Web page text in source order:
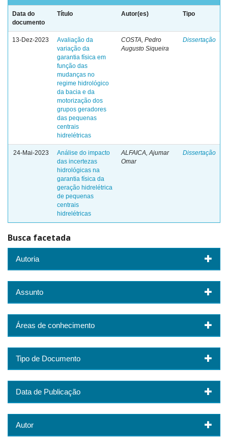
Data do
documento
Título Autor(es) Tipo
13-Dez-2023
Avaliação da
variação da
garantia física em
função das
mudanças no
regime hidrológico
da bacia e da
motorização dos
grupos geradores
das pequenas
centrais
hidrelétricas
COSTA, Pedro
Augusto Siqueira
Dissertação
24-Mai-2023
Análise do impacto
das incertezas
hidrológicas na
garantia física da
geração hidrelétrica
de pequenas
centrais
hidrelétricas
ALFAICA, Ajumar
Omar
Dissertação
Busca facetada
Autoria
Assunto
Áreas de conhecimento
Tipo de Documento
Data de Publicação
Autor